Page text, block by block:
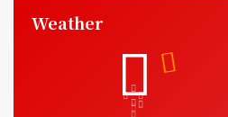
Weather